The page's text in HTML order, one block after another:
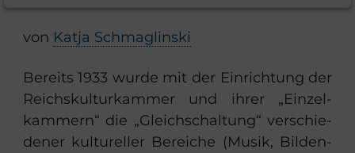
von Katja Schmag­lin­ski
Be­reits 1933 wurde mit der Ein­rich­tung der
Reichs­kul­tur­kam­mer und ihrer „Ein­zel­
kam­mern“ die „Gleich­schal­tung“ ver­schie­
de­ner kul­tu­rel­ler Be­rei­che (Musik, Bil­den­